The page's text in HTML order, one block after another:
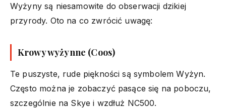
Wyżyny są niesamowite do obserwacji dzikiej
przyrody. Oto na co zwrócić uwagę:
Krowy wyżynne (Coos)
Te puszyste, rude piękności są symbolem Wyżyn.
Często można je zobaczyć pasące się na poboczu,
szczególnie na Skye i wzdłuż NC500.